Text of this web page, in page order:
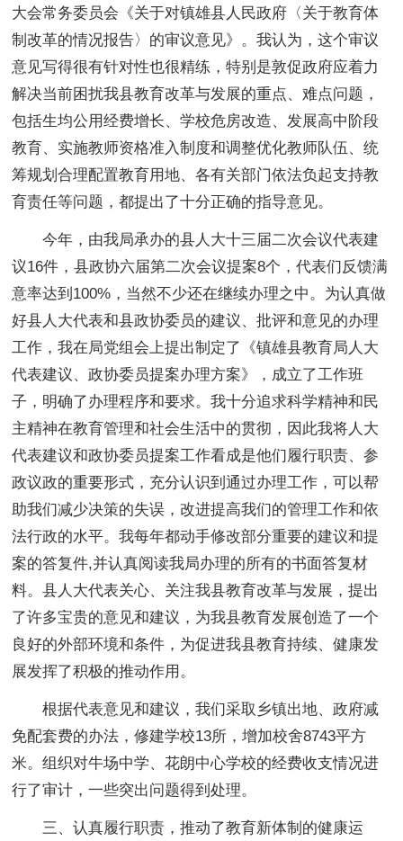
大会常务委员会《关于对镇雄县人民政府〈关于教育体
制改革的情况报告〉的审议意见》。我认为，这个审议
意见写得很有针对性也很精练，特别是敦促政府应着力
解决当前困扰我县教育改革与发展的重点、难点问题，
包括生均公用经费增长、学校危房改造、发展高中阶段
教育、实施教师资格准入制度和调整优化教师队伍、统
筹规划合理配置教育用地、各有关部门依法负起支持教
育责任等问题，都提出了十分正确的指导意见。
今年，由我局承办的县人大十三届二次会议代表建
议16件，县政协六届第二次会议提案8个，代表们反馈满
意率达到100%，当然不少还在继续办理之中。为认真做
好县人大代表和县政协委员的建议、批评和意见的办理
工作，我在局党组会上提出制定了《镇雄县教育局人大
代表建议、政协委员提案办理方案》，成立了工作班
子，明确了办理程序和要求。我十分追求科学精神和民
主精神在教育管理和社会生活中的贯彻，因此我将人大
代表建议和政协委员提案工作看成是他们履行职责、参
政议政的重要形式，充分认识到通过办理工作，可以帮
助我们减少决策的失误，改进提高我们的管理工作和依
法行政的水平。我每年都动手修改部分重要的建议和提
案的答复件,并认真阅读我局办理的所有的书面答复材
料。县人大代表关心、关注我县教育改革与发展，提出
了许多宝贵的意见和建议，为我县教育发展创造了一个
良好的外部环境和条件，为促进我县教育持续、健康发
展发挥了积极的推动作用。
根据代表意见和建议，我们采取乡镇出地、政府减
免配套费的办法，修建学校13所，增加校舍8743平方
米。组织对牛场中学、花朗中心学校的经费收支情况进
行了审计，一些突出问题得到处理。
三、认真履行职责，推动了教育新体制的健康运